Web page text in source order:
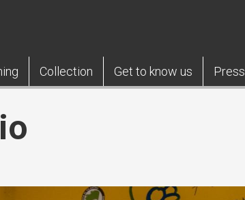
Collection Get to know us Press